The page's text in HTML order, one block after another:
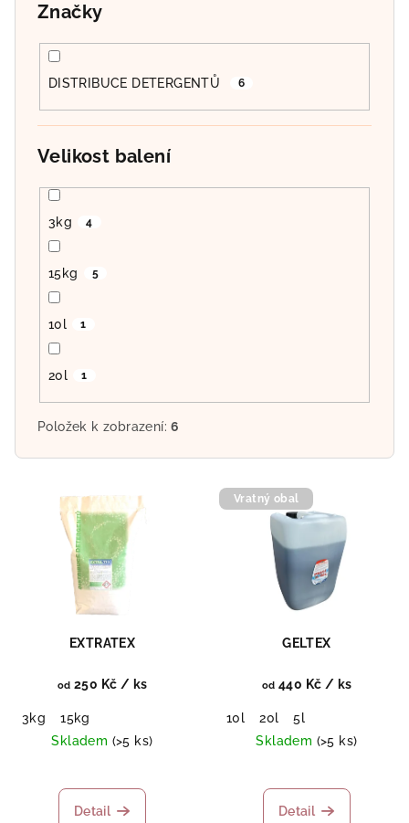
Značky
DISTRIBUCE DETERGENTŮ 6
Velikost balení
3kg 4
15kg 5
10l 1
20l 1
Položek k zobrazení:6
EXTRATEX
od 250 Kč / ks
3kg
15kg
Skladem (>5 ks)
Detail
Vratný obal
GELTEX
od 440 Kč / ks
10l 20l
5l
Skladem (>5 ks)
hodnocení
produktu
Detail